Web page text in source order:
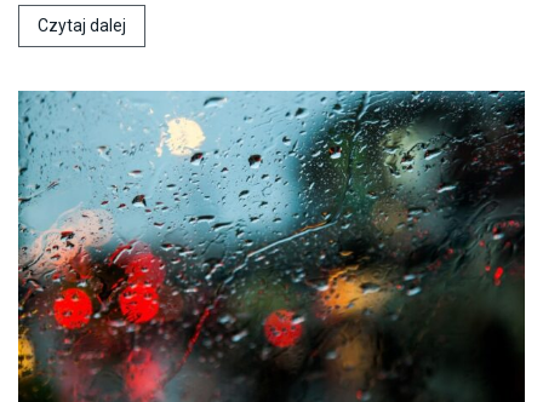
Czytaj dalej